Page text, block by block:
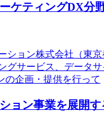
ケティングDX分
ション株式会社（東
グサービス、データ
の企画・提供を行って
ョン事業を展開